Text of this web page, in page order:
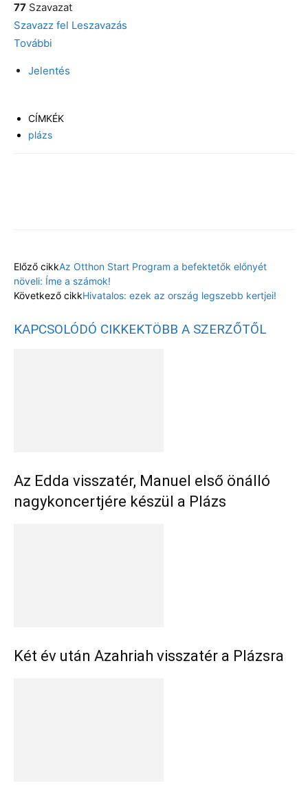
77 Szavazat
Szavazz fel Leszavazás
További
Jelentés
CÍMKÉK
plázs
Előző cikkAz Otthon Start Program a befektetők előnyét
növeli: Íme a számok!
Következő cikkHivatalos: ezek az ország legszebb kertjei!
KAPCSOLÓDÓ CIKKEKTÖBB A SZERZŐTŐL
Az Edda visszatér, Manuel első önálló
nagykoncertjére készül a Plázs
Két év után Azahriah visszatér a Plázsra